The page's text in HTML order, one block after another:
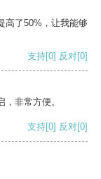
高了50%，让我能够
支持[0] 反对[0]
非常方便。
支持[0] 反对[0]